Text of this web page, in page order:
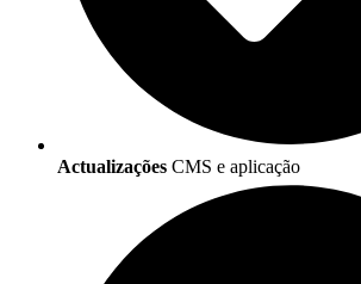
Actualizações CMS e aplicação